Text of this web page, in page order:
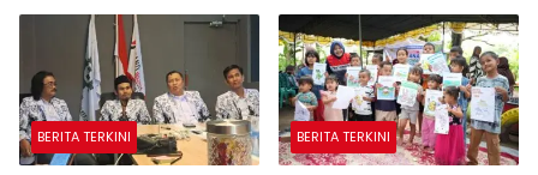
Transmigrasi di Fakfak
BERITA TERKINI BERITA TERKINI